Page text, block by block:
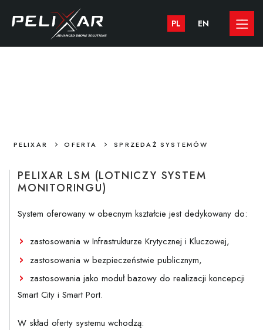
PL EN
PELIXAR > OFERTA > SPRZEDAŻ SYSTEMÓW
PELIXAR LSM (LOTNICZY SYSTEM
MONITORINGU)
System oferowany w obecnym kształcie jest dedykowany do:
zastosowania w Infrastrukturze Krytycznej i Kluczowej,
zastosowania w bezpieczeństwie publicznym,
zastosowania jako moduł bazowy do realizacji koncepcji
Smart City i Smart Port.
W skład oferty systemu wchodzą: